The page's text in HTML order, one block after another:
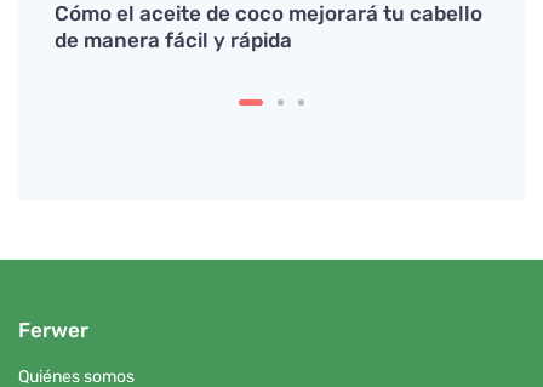
Cómo el aceite de coco mejorará tu cabello
de manera fácil y rápida
Ferwer
Quiénes somos